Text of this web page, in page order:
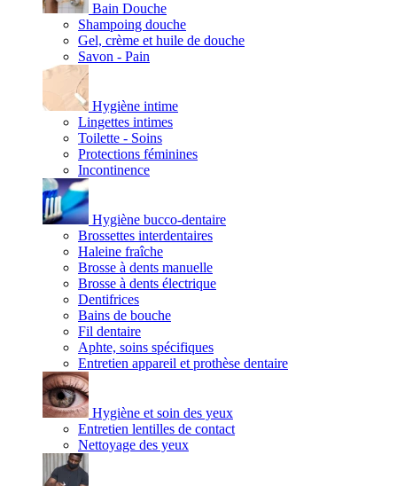
Bain Douche
Shampoing douche
Gel, crème et huile de douche
Savon - Pain
Hygiène intime
Lingettes intimes
Toilette - Soins
Protections féminines
Incontinence
Hygiène bucco-dentaire
Brossettes interdentaires
Haleine fraîche
Brosse à dents manuelle
Brosse à dents électrique
Dentifrices
Bains de bouche
Fil dentaire
Aphte, soins spécifiques
Entretien appareil et prothèse dentaire
Hygiène et soin des yeux
Entretien lentilles de contact
Nettoyage des yeux